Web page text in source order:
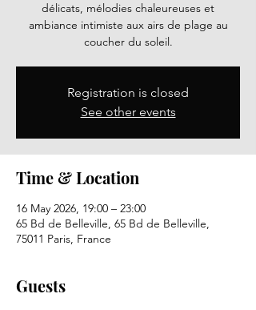
délicats, mélodies chaleureuses et
ambiance intimiste aux airs de plage au
coucher du soleil.
Registration is closed
See other events
Time & Location
16 May 2026, 19:00 – 23:00
65 Bd de Belleville, 65 Bd de Belleville,
75011 Paris, France
Guests